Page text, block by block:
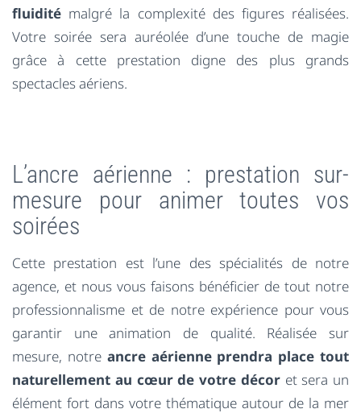
fluidité malgré la complexité des figures réalisées.
Votre soirée sera auréolée d’une touche de magie
grâce à cette prestation digne des plus grands
spectacles aériens.
L’ancre aérienne : prestation sur-
mesure pour animer toutes vos
soirées
Cette prestation est l’une des spécialités de notre
agence, et nous vous faisons bénéficier de tout notre
professionnalisme et de notre expérience pour vous
garantir une animation de qualité. Réalisée sur
mesure, notre ancre aérienne prendra place tout
naturellement au cœur de votre décoret sera un
élément fort dans votre thématique autour de la mer